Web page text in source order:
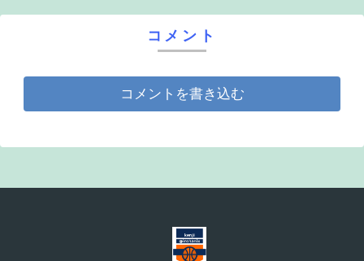
コメント
コメントを書き込む